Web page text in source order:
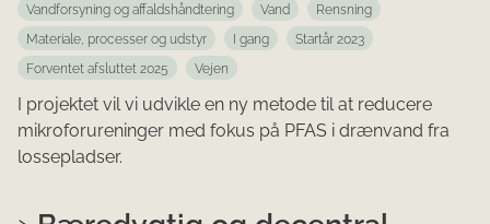
Vandforsyning og affaldshåndtering
Vand
Rensning
Materiale, processer og udstyr
I gang
Startår 2023
Forventet afsluttet 2025
Vejen
I projektet vil vi udvikle en ny metode til at reducere
mikroforureninger med fokus på PFAS i drænvand fra
lossepladser.